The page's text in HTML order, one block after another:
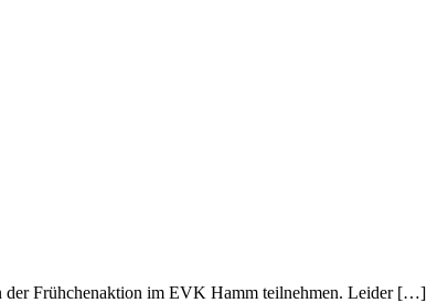
der Frühchenaktion im EVK Hamm teilnehmen. Leider […]